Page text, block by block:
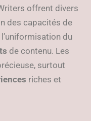
offrent divers
des capacités de
du
de contenu. Les
surtout
riches et